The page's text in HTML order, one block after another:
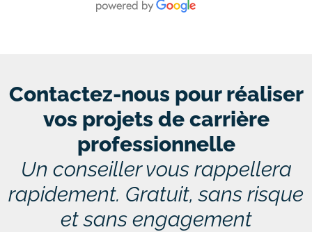
Contactez-nous pour réaliser
vos projets de carrière
professionnelle
Un conseiller vous rappellera
rapidement. Gratuit, sans risque
et sans engagement